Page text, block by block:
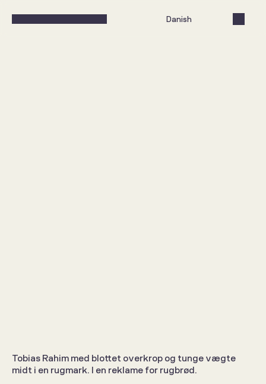
Danish
kampagne
Tobias Rahim med blottet overkrop og tunge vægte
midt i en rugmark. I en reklame for rugbrød.